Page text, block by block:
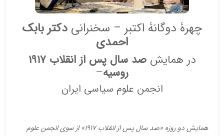
چهرهٔ دوگانهٔ اکتبر – سخنرانیدکتر بابک
احمدی
در همایش صد سال پس از انقلاب ۱۹۱۷
روسیه–
انجمن علوم سیاسی ایران
همایش دو روزه «صد سال پس از انقلاب ۱۹۱۷» از سوی انجمن علوم